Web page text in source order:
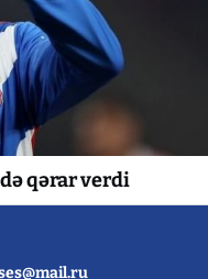
qərar verdi